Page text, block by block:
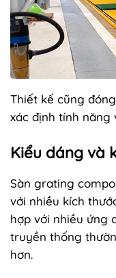
Thiết kế cũng
xác định tính năng
Kiểu dáng và
Sàn grating
với nhiều kích
hợp với nhiều ứng
truyền thống
hơn.